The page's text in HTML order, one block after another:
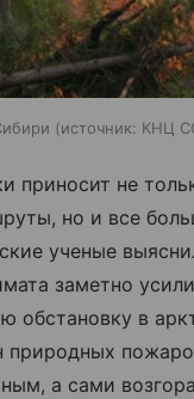
источник: КНЦ
приносит не
но и все
ученые
заметно
обстановку в
природных
а сами